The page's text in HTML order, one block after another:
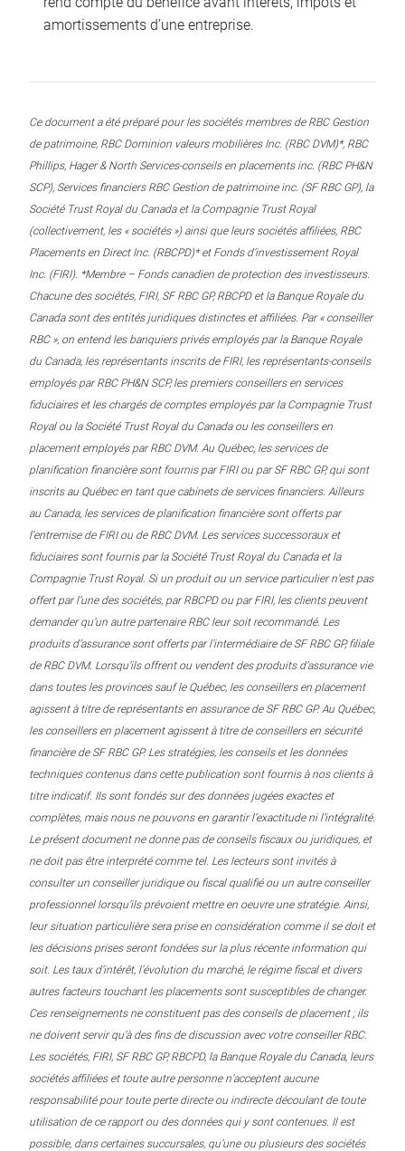
amortissements d’une entreprise.
Ce document a été préparé pour les sociétés membres de RBC Gestion
de patrimoine, RBC Dominion valeurs mobilières Inc. (RBC DVM)*, RBC
Phillips, Hager & North Services-conseils en placements inc. (RBC PH&N
SCP), Services financiers RBC Gestion de patrimoine inc. (SF RBC GP), la
Société Trust Royal du Canada et la Compagnie Trust Royal
(collectivement, les « sociétés ») ainsi que leurs sociétés affiliées, RBC
Placements en Direct Inc. (RBCPD)* et Fonds d’investissement Royal
Inc. (FIRI). *Membre – Fonds canadien de protection des investisseurs.
Chacune des sociétés, FIRI, SF RBC GP, RBCPD et la Banque Royale du
Canada sont des entités juridiques distinctes et affiliées. Par « conseiller
RBC », on entend les banquiers privés employés par la Banque Royale
du Canada, les représentants inscrits de FIRI, les représentants-conseils
employés par RBC PH&N SCP, les premiers conseillers en services
fiduciaires et les chargés de comptes employés par la Compagnie Trust
Royal ou la Société Trust Royal du Canada ou les conseillers en
placement employés par RBC DVM. Au Québec, les services de
planification financière sont fournis par FIRI ou par SF RBC GP, qui sont
inscrits au Québec en tant que cabinets de services financiers. Ailleurs
au Canada, les services de planification financière sont offerts par
l’entremise de FIRI ou de RBC DVM. Les services successoraux et
fiduciaires sont fournis par la Société Trust Royal du Canada et la
Compagnie Trust Royal. Si un produit ou un service particulier n’est pas
offert par l’une des sociétés, par RBCPD ou par FIRI, les clients peuvent
demander qu’un autre partenaire RBC leur soit recommandé. Les
produits d’assurance sont offerts par l’intermédiaire de SF RBC GP, filiale
de RBC DVM. Lorsqu’ils offrent ou vendent des produits d’assurance vie
dans toutes les provinces sauf le Québec, les conseillers en placement
agissent à titre de représentants en assurance de SF RBC GP. Au Québec,
les conseillers en placement agissent à titre de conseillers en sécurité
financière de SF RBC GP. Les stratégies, les conseils et les données
techniques contenus dans cette publication sont fournis à nos clients à
titre indicatif. Ils sont fondés sur des données jugées exactes et
complètes, mais nous ne pouvons en garantir l’exactitude ni l’intégralité.
Le présent document ne donne pas de conseils fiscaux ou juridiques, et
ne doit pas être interprété comme tel. Les lecteurs sont invités à
consulter un conseiller juridique ou fiscal qualifié ou un autre conseiller
professionnel lorsqu’ils prévoient mettre en oeuvre une stratégie. Ainsi,
leur situation particulière sera prise en considération comme il se doit et
les décisions prises seront fondées sur la plus récente information qui
soit. Les taux d’intérêt, l’évolution du marché, le régime fiscal et divers
autres facteurs touchant les placements sont susceptibles de changer.
Ces renseignements ne constituent pas des conseils de placement ; ils
ne doivent servir qu’à des fins de discussion avec votre conseiller RBC.
Les sociétés, FIRI, SF RBC GP, RBCPD, la Banque Royale du Canada, leurs
sociétés affiliées et toute autre personne n’acceptent aucune
responsabilité pour toute perte directe ou indirecte découlant de toute
utilisation de ce rapport ou des données qui y sont contenues. Il est
possible, dans certaines succursales, qu’une ou plusieurs des sociétés